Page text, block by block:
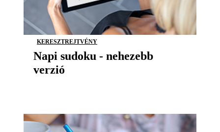
KERESZTREJTVÉNY
Napi sudoku - nehezebb
verzió